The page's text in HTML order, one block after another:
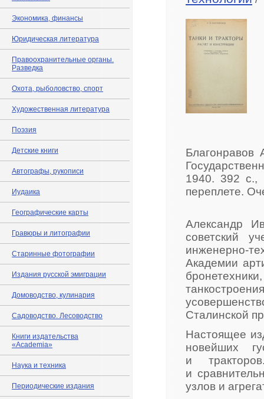
Экономика, финансы
Юридическая литература
Правоохранительные органы.
Разведка
Охота, рыболовство, спорт
Художественная литература
Поэзия
Детские книги
Автографы, рукописи
Иудаика
Географические карты
Гравюры и литографии
Старинные фотографии
Издания русской эмиграции
Домоводство, кулинария
Садоводство. Лесоводство
Книги издательства
«Academia»
Наука и техника
Периодические издания
Благонравов
1940. 392
переплете.
Александр
советский
инженерно-
Академии
Сталинской
Настоящее
новейших
и
и
узлов и